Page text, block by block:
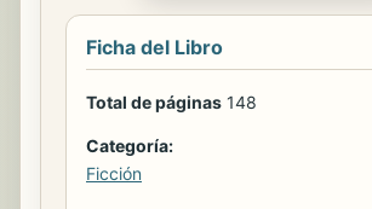
Ficha del Libro
Total de páginas 148
Categoría:
Ficción